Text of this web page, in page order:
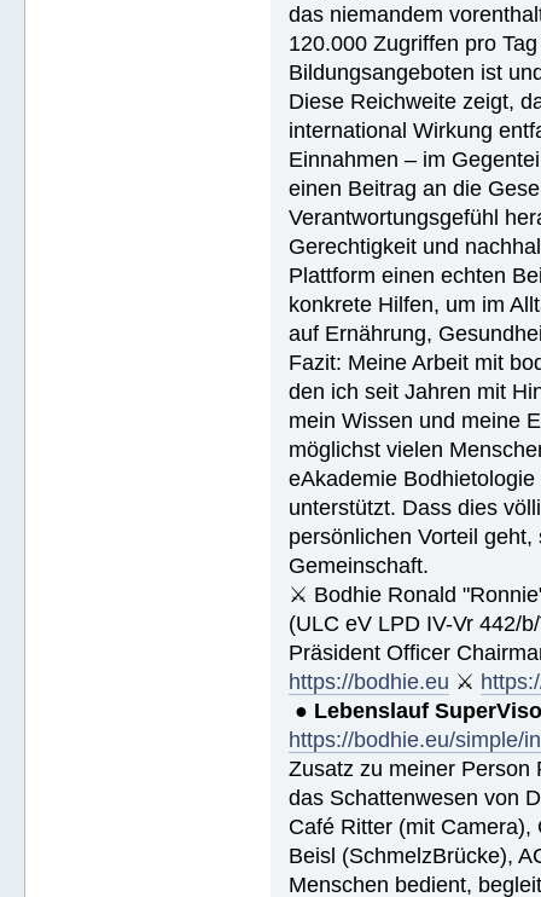
das niemandem
120.000 Zugriffen pro
Bildungsangeboten ist
Diese Reichweite zeigt,
international Wirkung
Einnahmen – im
einen Beitrag an die
Verantwortungsgefühl
Gerechtigkeit und
Plattform einen echten
konkrete Hilfen, um im
auf Ernährung,
Fazit: Meine Arbeit mit
den ich seit Jahren mit
mein Wissen und meine
möglichst vielen
eAkademie
unterstützt. Dass dies
persönlichen Vorteil
Gemeinschaft.
⚔ Bodhie Ronald
(ULC eV LPD IV-Vr 442/
Präsident Officer
https://bodhie.eu ⚔
● Lebenslauf
https://bodhie.eu/simple/
Zusatz zu meiner Person
das Schattenwesen von
Café Ritter (mit Camera),
Beisl (SchmelzBrücke),
Menschen bedient,